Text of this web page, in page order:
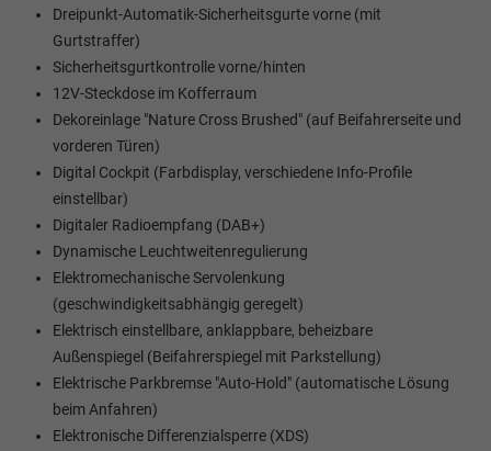
Dreipunkt-Automatik-Sicherheitsgurte vorne (mit
Gurtstraffer)
Sicherheitsgurtkontrolle vorne/hinten
12V-Steckdose im Kofferraum
Dekoreinlage "Nature Cross Brushed" (auf Beifahrerseite und
vorderen Türen)
Digital Cockpit (Farbdisplay, verschiedene Info-Profile
einstellbar)
Digitaler Radioempfang (DAB+)
Dynamische Leuchtweitenregulierung
Elektromechanische Servolenkung
(geschwindigkeitsabhängig geregelt)
Elektrisch einstellbare, anklappbare, beheizbare
Außenspiegel (Beifahrerspiegel mit Parkstellung)
Elektrische Parkbremse "Auto-Hold" (automatische Lösung
beim Anfahren)
Elektronische Differenzialsperre (XDS)